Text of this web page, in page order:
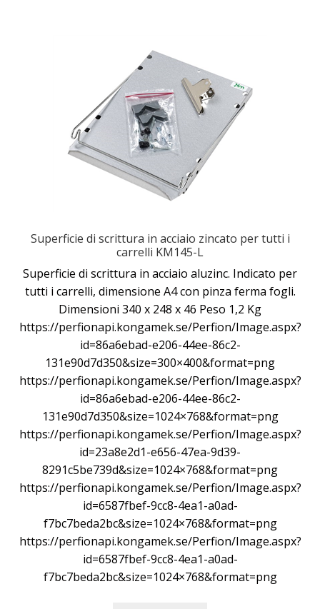
Superficie di scrittura in acciaio zincato per tutti i
carrelli KM145-L
Superficie di scrittura in acciaio aluzinc. Indicato per
tutti i carrelli, dimensione A4 con pinza ferma fogli.
Dimensioni 340 x 248 x 46 Peso 1,2 Kg
https://perfionapi.kongamek.se/Perfion/Image.aspx?
id=86a6ebad-e206-44ee-86c2-
131e90d7d350&size=300×400&format=png
https://perfionapi.kongamek.se/Perfion/Image.aspx?
id=86a6ebad-e206-44ee-86c2-
131e90d7d350&size=1024×768&format=png
https://perfionapi.kongamek.se/Perfion/Image.aspx?
id=23a8e2d1-e656-47ea-9d39-
8291c5be739d&size=1024×768&format=png
https://perfionapi.kongamek.se/Perfion/Image.aspx?
id=6587fbef-9cc8-4ea1-a0ad-
f7bc7beda2bc&size=1024×768&format=png
https://perfionapi.kongamek.se/Perfion/Image.aspx?
id=6587fbef-9cc8-4ea1-a0ad-
f7bc7beda2bc&size=1024×768&format=png